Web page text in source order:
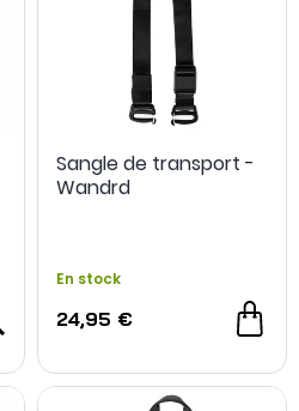
Sangle de transport -
Wandrd
En stock
24,95 €